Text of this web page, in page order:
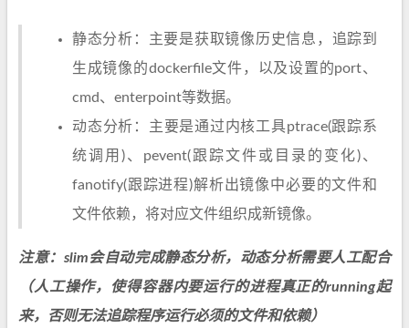
静态分析：主要是获取镜像历史信息，追踪到
生成镜像的dockerfile文件，以及设置的port、
cmd、enterpoint等数据。
动态分析：主要是通过内核工具ptrace(跟踪系
统调用)、pevent(跟踪文件或目录的变化)、
fanotify(跟踪进程)解析出镜像中必要的文件和
文件依赖，将对应文件组织成新镜像。
注意：slim会自动完成静态分析，动态分析需要人工配合
（人工操作，使得容器内要运行的进程真正的running起
来，否则无法追踪程序运行必须的文件和依赖）